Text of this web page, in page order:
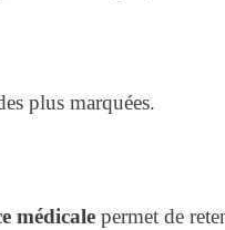
plus marquées.
médicale permet de